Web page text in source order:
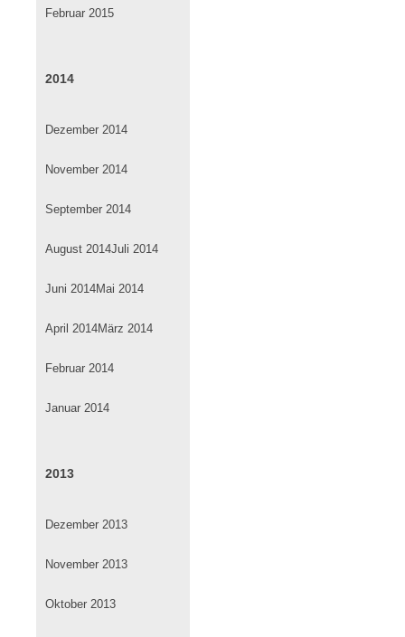
Februar 2015
2014
Dezember 2014
November 2014
September 2014
August 2014Juli 2014
Juni 2014Mai 2014
April 2014März 2014
Februar 2014
Januar 2014
2013
Dezember 2013
November 2013
Oktober 2013